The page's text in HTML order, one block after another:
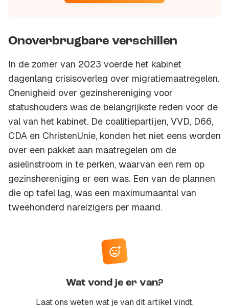
Onoverbrugbare verschillen
In de zomer van 2023 voerde het kabinet
dagenlang crisisoverleg over migratiemaatregelen.
Onenigheid over gezinshereniging voor
statushouders was de belangrijkste reden voor de
val van het kabinet. De coalitiepartijen, VVD, D66,
CDA en ChristenUnie, konden het niet eens worden
over een pakket aan maatregelen om de
asielinstroom in te perken, waarvan een rem op
gezinshereniging er een was. Een van de plannen
die op tafel lag, was een maximumaantal van
tweehonderd nareizigers per maand.
Wat vond je er van?
Laat ons weten wat je van dit artikel vindt,